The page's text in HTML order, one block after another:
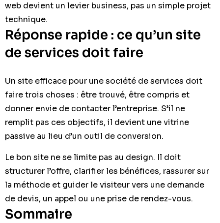
web devient un levier business, pas un simple projet
technique.
Réponse rapide : ce qu’un site
de services doit faire
Un site efficace pour une société de services doit
faire trois choses : être trouvé, être compris et
donner envie de contacter l’entreprise. S’il ne
remplit pas ces objectifs, il devient une vitrine
passive au lieu d’un outil de conversion.
Le bon site ne se limite pas au design. Il doit
structurer l’offre, clarifier les bénéfices, rassurer sur
la méthode et guider le visiteur vers une demande
de devis, un appel ou une prise de rendez-vous.
Sommaire